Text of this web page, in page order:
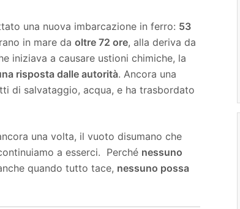
una nuova imbarcazione in ferro: 53
in mare da oltre 72 ore, alla deriva da
iniziava a causare ustioni chimiche, la
risposta dalle autorità. Ancora una
di salvataggio, acqua, e ha trasbordato
una volta, il vuoto disumano che
a esserci. Perché nessuno
quando tutto tace, nessuno possa